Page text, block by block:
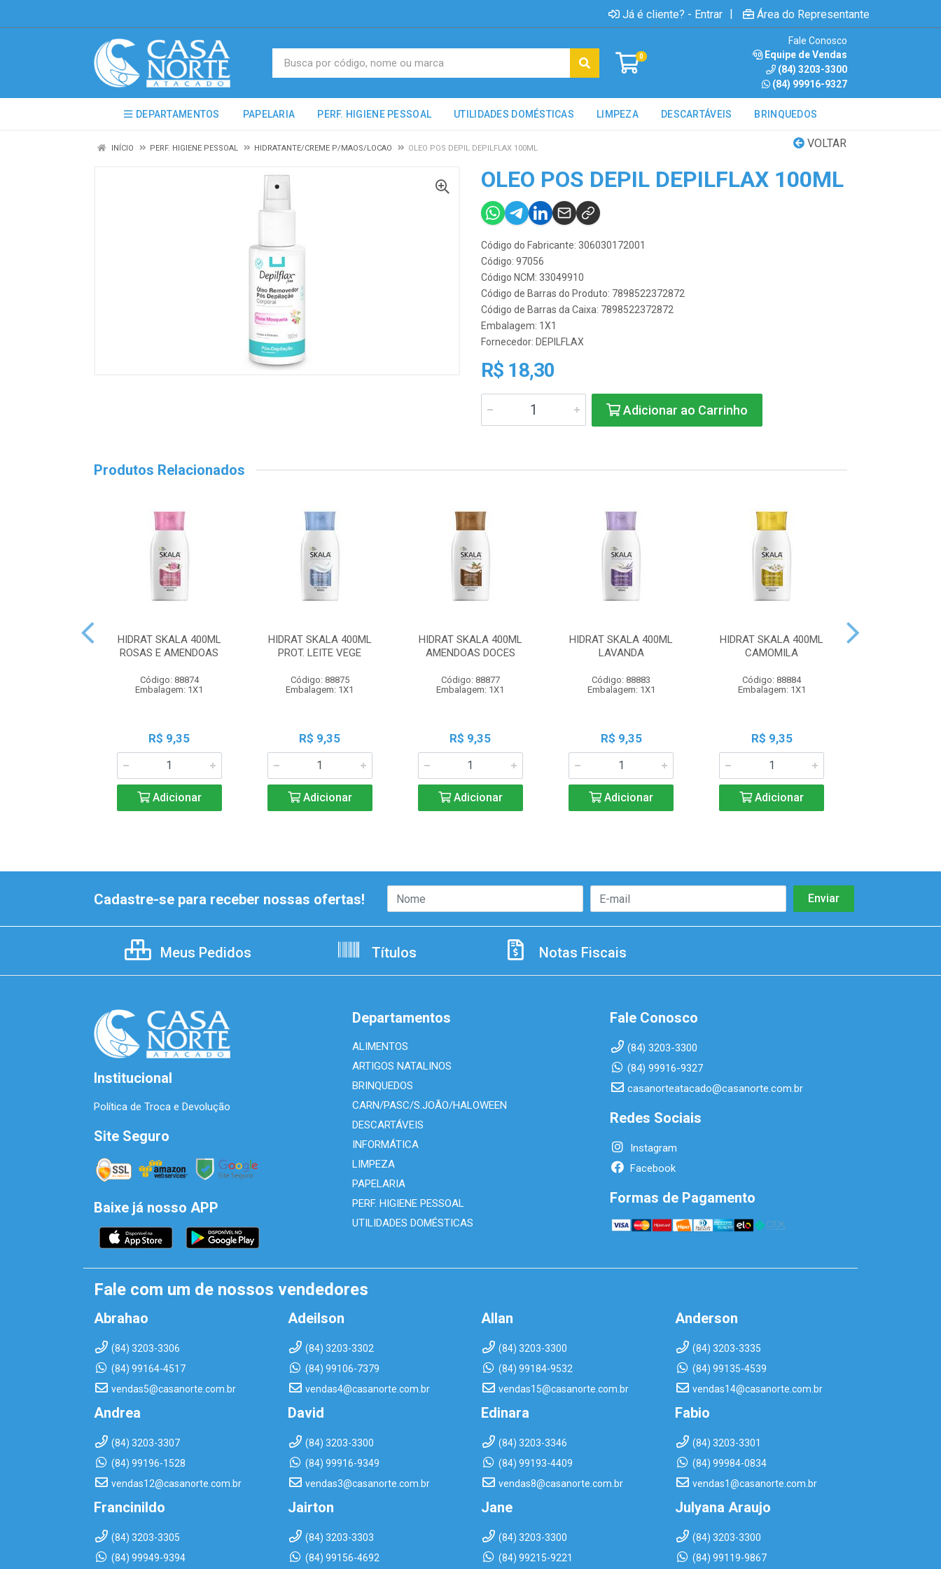
Já é cliente? - Entrar | Área do Representante
0
Fale Conosco
Equipe de Vendas
(84) 3203-3300
(84) 99916-9327
DEPARTAMENTOS PAPELARIA PERF. HIGIENE PESSOAL UTILIDADES DOMÉSTICAS LIMPEZA DESCARTÁVEIS BRINQUEDOS
VOLTAR
INÍCIO PERF. HIGIENE PESSOAL HIDRATANTE/CREME P/MAOS/LOCAO OLEO POS DEPIL DEPILFLAX 100ML
OLEO POS DEPIL DEPILFLAX 100ML
Código do Fabricante: 306030172001
Código: 97056
Código NCM: 33049910
Código de Barras do Produto: 7898522372872
Código de Barras da Caixa: 7898522372872
Embalagem: 1X1
Fornecedor: DEPILFLAX
R$ 18,30
Adicionar ao Carrinho
Produtos Relacionados
HIDRAT SKALA 400ML
ROSAS E AMENDOAS
Código: 88874
Embalagem: 1X1
R$ 9,35
Adicionar
HIDRAT SKALA 400ML
PROT. LEITE VEGE
Código: 88875
Embalagem: 1X1
R$ 9,35
Adicionar
HIDRAT SKALA 400ML
AMENDOAS DOCES
Código: 88877
Embalagem: 1X1
R$ 9,35
Adicionar
HIDRAT SKALA 400ML
LAVANDA
Código: 88883
Embalagem: 1X1
R$ 9,35
Adicionar
HIDRAT SKALA 400ML
CAMOMILA
Código: 88884
Embalagem: 1X1
R$ 9,35
Adicionar
Cadastre-se para receber nossas ofertas!
Meus Pedidos Títulos Notas Fiscais
Institucional
Política de Troca e Devolução
Site Seguro
Baixe já nosso APP
Departamentos
ALIMENTOS
ARTIGOS NATALINOS
BRINQUEDOS
CARN/PASC/S.JOÃO/HALOWEEN
DESCARTÁVEIS
INFORMÁTICA
LIMPEZA
PAPELARIA
PERF. HIGIENE PESSOAL
UTILIDADES DOMÉSTICAS
Fale Conosco
(84) 3203-3300
(84) 99916-9327
casanorteatacado@casanorte.com.br
Redes Sociais
Instagram
Facebook
Formas de Pagamento
Fale com um de nossos vendedores
Abrahao
(84) 3203-3306
(84) 99164-4517
vendas5@casanorte.com.br
Adeilson
(84) 3203-3302
(84) 99106-7379
vendas4@casanorte.com.br
Allan
(84) 3203-3300
(84) 99184-9532
vendas15@casanorte.com.br
Anderson
(84) 3203-3335
(84) 99135-4539
vendas14@casanorte.com.br
Andrea
(84) 3203-3307
(84) 99196-1528
vendas12@casanorte.com.br
David
(84) 3203-3300
(84) 99916-9349
vendas3@casanorte.com.br
Edinara
(84) 3203-3346
(84) 99193-4409
vendas8@casanorte.com.br
Fabio
(84) 3203-3301
(84) 99984-0834
vendas1@casanorte.com.br
Francinildo
(84) 3203-3305
(84) 99949-9394
Jairton
(84) 3203-3303
(84) 99156-4692
Jane
(84) 3203-3300
(84) 99215-9221
Julyana Araujo
(84) 3203-3300
(84) 99119-9867